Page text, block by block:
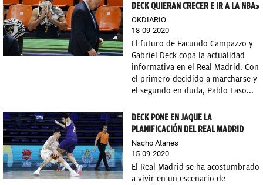
DECK QUIERAN CRECER E IR A LA NBA»
OKDIARIO
18-09-2020
El futuro de Facundo Campazzo y
Gabriel Deck copa la actualidad
informativa en el Real Madrid. Con
el primero decidido a marcharse y
el segundo en duda, Pablo Laso...
DECK PONE EN JAQUE LA
PLANIFICACIÓN DEL REAL MADRID
Nacho Atanes
15-09-2020
El Real Madrid se ha acostumbrado
a vivir en un escenario de